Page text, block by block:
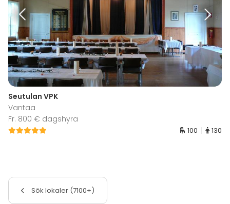
Seutulan VPK
Vantaa
Fr. 800 € dagshyra
100 130
Sök lokaler (7100+)